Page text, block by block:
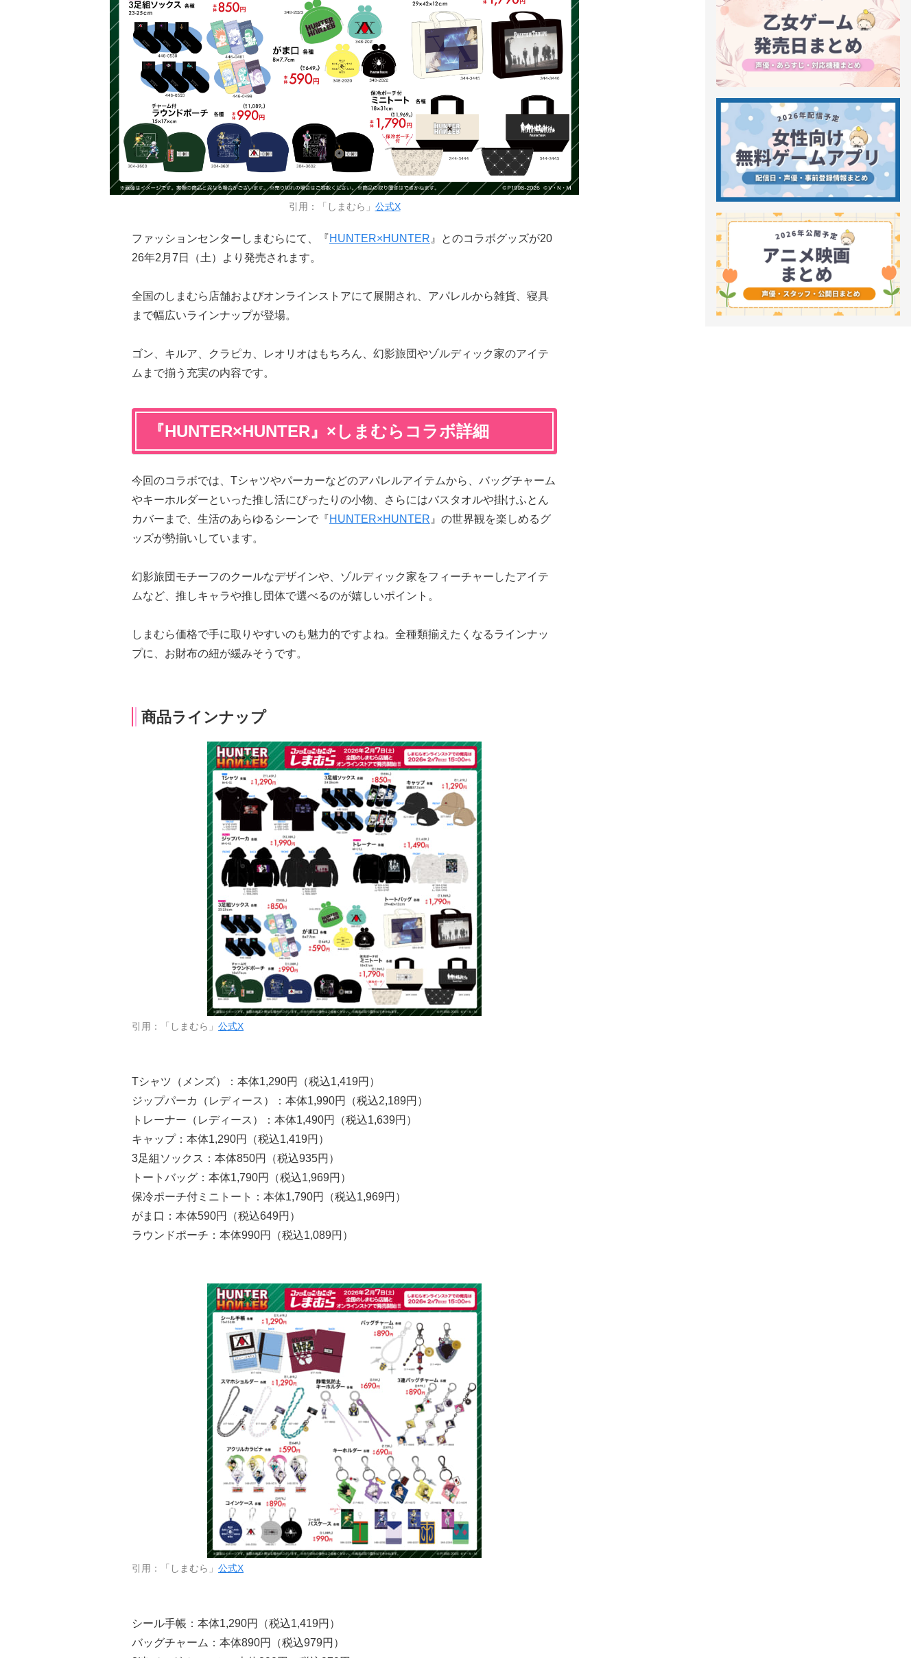
引用：「しまむら」 公式X
ファッションセンターしまむらにて、『HUNTER×HUNTER 』とのコラボグッズが20
26年2月7日（土）より発売されます。
全国のしまむら店舗およびオンラインストアにて展開され、アパレルから雑貨、寝具
まで幅広いラインナップが登場。
ゴン、キルア、クラピカ、レオリオはもちろん、幻影旅団やゾルディック家のアイテ
ムまで揃う充実の内容です。
『HUNTER×HUNTER』×しまむらコラボ詳細
今回のコラボでは、Tシャツやパーカーなどのアパレルアイテムから、バッグチャーム
やキーホルダーといった推し活にぴったりの小物、さらにはバスタオルや掛けふとん
カバーまで、生活のあらゆるシーンで『HUNTER×HUNTER 』の世界観を楽しめるグ
ッズが勢揃いしています。
幻影旅団モチーフのクールなデザインや、ゾルディック家をフィーチャーしたアイテ
ムなど、推しキャラや推し団体で選べるのが嬉しいポイント。
しまむら価格で手に取りやすいのも魅力的ですよね。全種類揃えたくなるラインナッ
プに、お財布の紐が緩みそうです。
商品ラインナップ
引用：「しまむら」 公式X
Tシャツ（メンズ）：本体1,290円（税込1,419円）
ジップパーカ（レディース）：本体1,990円（税込2,189円）
トレーナー（レディース）：本体1,490円（税込1,639円）
キャップ：本体1,290円（税込1,419円）
3足組ソックス：本体850円（税込935円）
トートバッグ：本体1,790円（税込1,969円）
保冷ポーチ付ミニトート：本体1,790円（税込1,969円）
がま口：本体590円（税込649円）
ラウンドポーチ：本体990円（税込1,089円）
引用：「しまむら」 公式X
シール手帳：本体1,290円（税込1,419円）
バッグチャーム：本体890円（税込979円）